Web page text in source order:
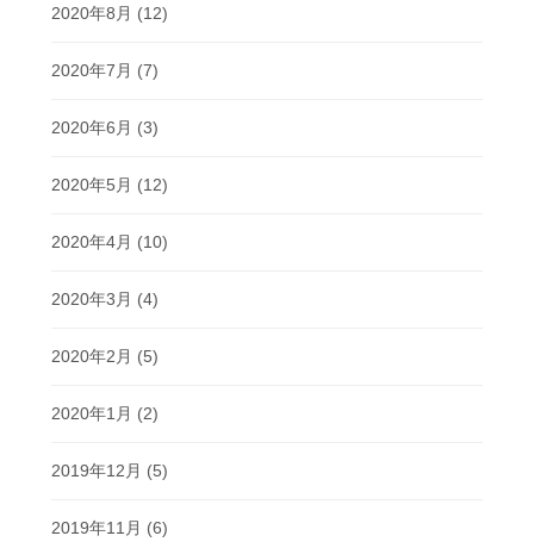
2020年8月 (12)
2020年7月 (7)
2020年6月 (3)
2020年5月 (12)
2020年4月 (10)
2020年3月 (4)
2020年2月 (5)
2020年1月 (2)
2019年12月 (5)
2019年11月 (6)